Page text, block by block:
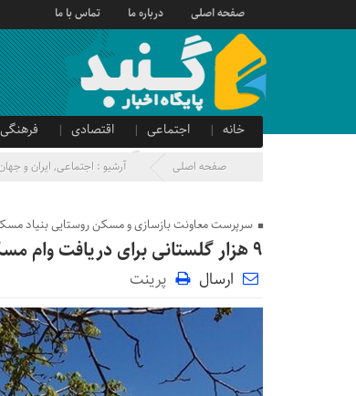
صفحه اصلی درباره ما تماس با ما
خانه اجتماعی اقتصادی فرهنگی
صدای شهروند
آگهی دولتی صفحه اصلی آرشیو : اجتماعی,ایران و
سرپرست معاونت بازسازی و مسکن روستایی بنیاد
۹ هزار گلستانی برای دریافت وام مسکن روستایی به بانک معرفی شدند
ارسال پرینت